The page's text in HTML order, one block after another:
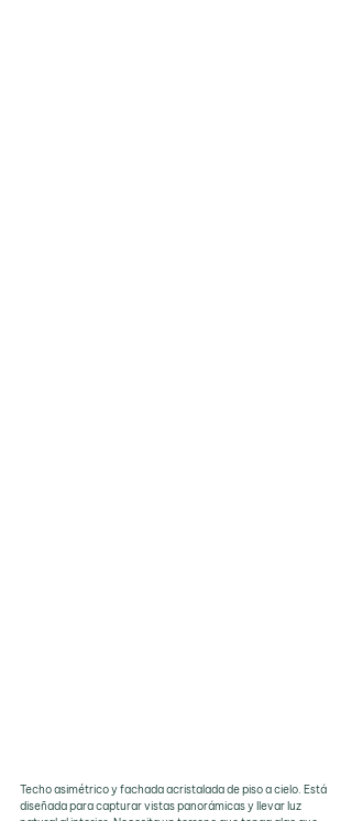
Techo asimétrico y fachada acristalada de piso a cielo. Está
diseñada para capturar vistas panorámicas y llevar luz